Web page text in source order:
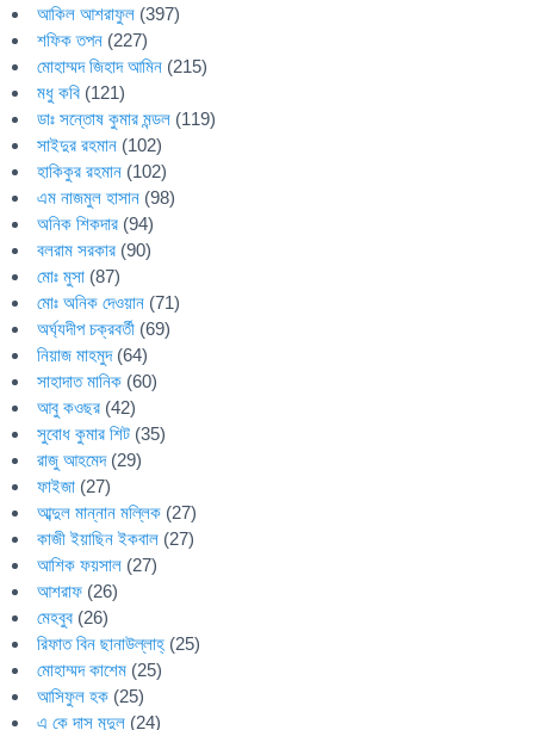
আকিল আশরাফুল (397)
শফিক তপন (227)
মোহাম্মদ জিহাদ আমিন (215)
মধু কবি (121)
ডাঃ সন্তোষ কুমার মন্ডল (119)
সাইদুর রহমান (102)
হাকিকুর রহমান (102)
এম নাজমুল হাসান (98)
অনিক শিকদার (94)
বলরাম সরকার (90)
মোঃ মুসা (87)
মোঃ অনিক দেওয়ান (71)
অর্ঘ্যদীপ চক্রবর্তী (69)
নিয়াজ মাহমুদ(64)
সাহাদাত মানিক (60)
আবু কওছর (42)
সুবোধ কুমার শিট (35)
রাজু আহমেদ(29)
ফাইজা (27)
আব্দুল মান্নান মল্লিক (27)
কাজী ইয়াছিন ইকবাল (27)
আশিক ফয়সাল (27)
আশরাফ (26)
মেহবুব (26)
রিফাত বিন ছানাউল্লাহ্ (25)
মোহাম্মদ কাশেম (25)
আসিফুল হক (25)
এ কে দাস মৃদুল (24)